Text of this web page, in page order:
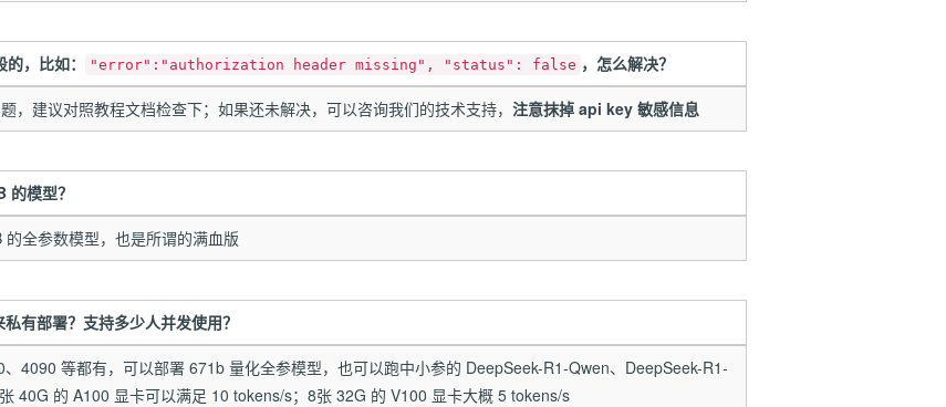
，比如： "error":"authorization header missing", "status": false ，怎么解决？
，建议对照教程文档检查下；如果还未解决，可以咨询我们的技术支持， 注意抹掉 api key 敏感信息
模型？
全参数模型，也是所谓的满血版
有部署？支持多少人并发使用？
4090 等都有，可以部署 671b 量化全参模型，也可以跑中小参的 DeepSeek-R1-Qwen、DeepSeek-R1-
40G 的 A100 显卡可以满足 10 tokens/s；8张 32G 的 V100 显卡大概 5 tokens/s